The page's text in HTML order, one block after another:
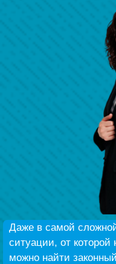
Видео
Даже в самой
ситуации, от которой
можно найти